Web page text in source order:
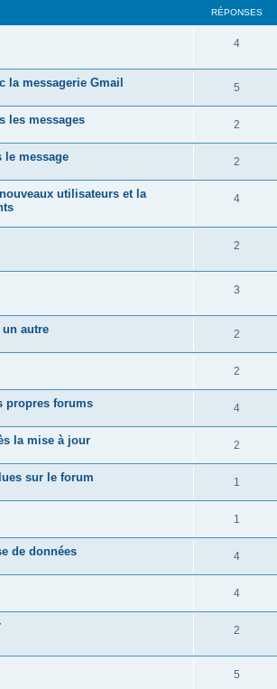
n
s
e
p
o
s
e
RÉPONSES
4R
é
p
s
e
la messagerie Gmail 5R
é
o
n
s
e
s
les messages 2R
é
o
s
s
le message 2R
é
o
utilisateurs et la
4R
p
o
n
s
e
2R
é
p
o
n
s
3R
é
p
s
e
autre 2R
é
o
n
s
s
2R
é
o
n
s
s
propres forums 4R
é
n
s
s
la mise à jour 2R
é
n
s
s
sur le forum 1
é
o
n
s
1
é
o
n
s
e
de données 4R
é
o
s
4R
é
2R
é
p
5R